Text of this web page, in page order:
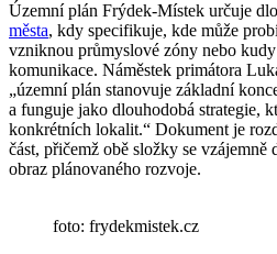
Územní plán Frýdek-Místek určuje
města, kdy specifikuje, kde může
vzniknou průmyslové zóny nebo
komunikace. Náměstek primátora
„územní plán stanovuje základní
a funguje jako dlouhodobá strategie,
konkrétních lokalit.“ Dokument je
část, přičemž obě složky se
obraz plánovaného rozvoje.
foto: frydekmistek.cz